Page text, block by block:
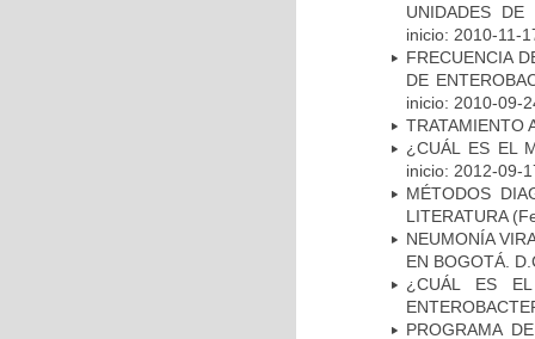
UNIDADES DE
inicio: 2010-11-
FRECUENCIA
DE
inicio: 2010-09-
TRATAMIENTO
¿CUÁL ES EL
inicio: 2012-09-
MÉTODOS
LITERATURA
NEUMONÍA
EN BOGOTÁ.
¿CUÁL ES EL
PROGRAMA